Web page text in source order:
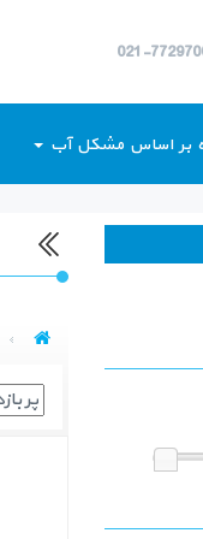
بر اساس مشکل آب